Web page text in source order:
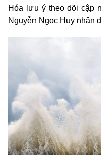
Hóa lưu ý theo dõi cập
Nguyễn Ngọc Huy nhận